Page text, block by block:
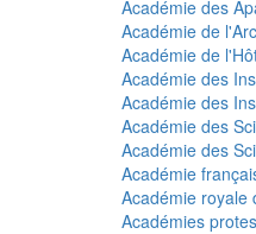
Académie des
Académie de
Académie de
Académie des
Académie des
Académie des
Académie des
Académie
Académie royale
Académies